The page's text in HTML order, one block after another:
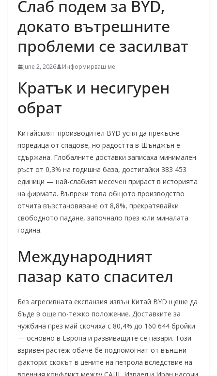
Слаб подем за BYD,
докато вътрешните
проблеми се засилват
June 2, 2026 Информирваш ме
Кратък и несигурен
обрат
Китайският производител BYD успя да прекъсне
поредица от спадове, но радостта в Шънджън е
сдържана. Глобалните доставки записаха минимален
ръст от 0,3% на годишна база, достигайки 383 453
единици — най-слабият месечен прираст в историята
на фирмата. Въпреки това общото производство
отчита възстановяване от 8,8%, прекратявайки
свободното падане, започнало през юли миналата
година.
Международният
пазар като спасител
Без агресивната експанзия извън Китай BYD щеше да
бъде в още по-тежко положение. Доставките за
чужбина през май скочиха с 80,4% до 160 644 бройки
— основно в Европа и развиващите се пазари. Този
взривен растеж обаче бе подпомогнат от външни
фактори: скокът в цените на петрола вследствие на